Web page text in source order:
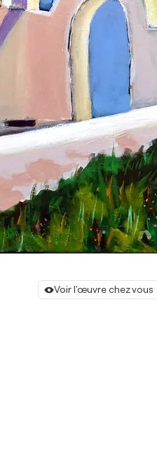
Voir l'œuvre chez vous